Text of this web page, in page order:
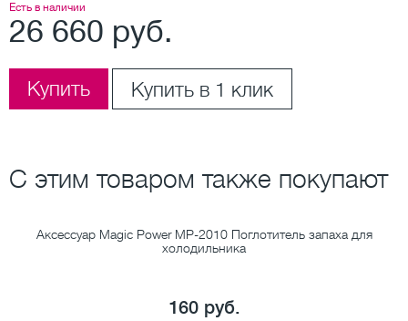
Есть в наличии
26 660 руб.
Купить Купить в 1 клик
С этим товаром также покупают
Аксессуар Magic Power MP-2010 Поглотитель запаха для
холодильника
160 руб.